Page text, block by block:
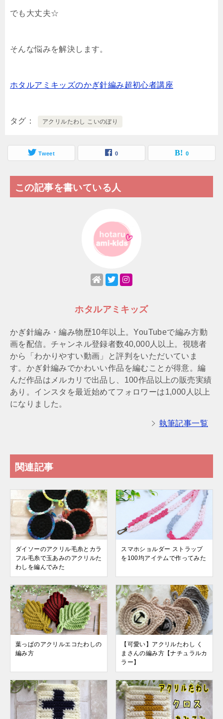
でも大丈夫☆
そんな悩みを解決します。
ホタルアミキッズのかぎ針編み超初心者講座
タグ アクリルたわし こいのぼり
Tweet 0 0
この記事を書いている人
ホタルアミキッズ
かぎ針編み・編み物歴10年以上。YouTubeで編み方動
画を配信。チャンネル登録者数40,000人以上。視聴者
から「わかりやすい動画」と評判をいただいていま
す。かぎ針編みでかわいい作品を編むことが得意。編
んだ作品はメルカリで出品し、100作品以上の販売実績
あり。インスタを最近始めてフォロワーは1,000人以上
になりました。
執筆記事一覧
関連記事
ダイソーのアクリル毛糸とカラ
フル毛糸で玉あみのアクリルた
わしを編んでみた
スマホショルダー ストラップ
を100均アイテムで作ってみた
葉っぱのアクリルエコたわしの
編み方
【可愛い】アクリルたわし く
まさんの編み方【ナチュラルカ
ラー】